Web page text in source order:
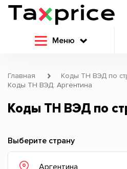
Меню
Главная
Коды ТН ВЭД по
Коды ТН ВЭД: Аргентина
Коды ТН ВЭД по
Выберите страну